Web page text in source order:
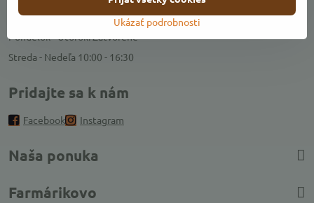
Predajňa
Pondelok - Utorok: Zatvorené
Streda - Nedeľa 10:00 - 16:30
Pridajte sa k nám
Facebook Instagram
Naša ponuka
Farmárikovo
Ukázať podrobnosti